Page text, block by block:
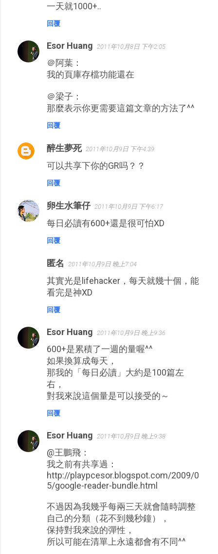
一天就1000+..
回覆
Esor Huang 2011年10月8日 下午2:05
＠阿葉：
我的頁庫存檔功能還在
＠梁子：
那麼表示你更需要這篇文章的方法了^^
回覆
醉生夢死 2011年10月9日 下午4:39
可以共享下你的GR吗？？
回覆
卵生水筆仔 2011年10月9日 下午6:17
每日必讀有600+還是很可怕XD
回覆
匿名 2011年10月9日 晚上7:04
其實光是lifehacker，每天就幾十個，能
看完是神XD
回覆
Esor Huang 2011年10月9日 晚上9:36
600+是累積了一週的量喔^^
如果換算成每天，
那我的「每日必讀」大約是100篇左
右，
對我來說這個量是可以接受的～
回覆
Esor Huang 2011年10月9日 晚上9:38
@王鵬飛：
我之前有共享過：
http://playpcesor.blogspot.com/2009/0
5/google-reader-bundle.html
不過因為我幾乎每兩三天就會隨時調整
自己的分類（花不到幾秒鐘），
保持對我來說的彈性，
所以可能在清單上永遠都會有不同^^